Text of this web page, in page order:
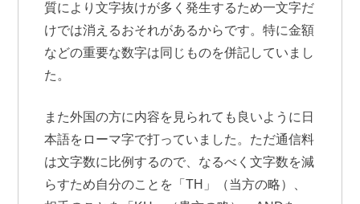
質により文字抜けが多く発生するため一文字だ
けでは消えるおそれがあるからです。特に金額
などの重要な数字は同じものを併記していまし
た。
また外国の方に内容を見られても良いように日
本語をローマ字で打っていました。ただ通信料
は文字数に比例するので、なるべく文字数を減
らすため自分のことを「TH」（当方の略）、